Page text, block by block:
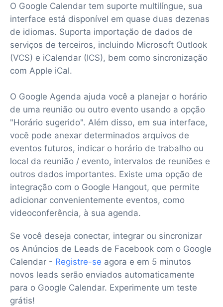
O Google Calendar tem suporte multilíngue, sua
interface está disponível em quase duas dezenas
de idiomas. Suporta importação de dados de
serviços de terceiros, incluindo Microsoft Outlook
(VCS) e iCalendar (ICS), bem como sincronização
com Apple iCal.
O Google Agenda ajuda você a planejar o horário
de uma reunião ou outro evento usando a opção
"Horário sugerido". Além disso, em sua interface,
você pode anexar determinados arquivos de
eventos futuros, indicar o horário de trabalho ou
local da reunião / evento, intervalos de reuniões e
outros dados importantes. Existe uma opção de
integração com o Google Hangout, que permite
adicionar convenientemente eventos, como
videoconferência, à sua agenda.
Se você deseja conectar, integrar ou sincronizar
os Anúncios de Leads de Facebook com o Google
Calendar - Registre-se agora e em 5 minutos
novos leads serão enviados automaticamente
para o Google Calendar. Experimente um teste
grátis!